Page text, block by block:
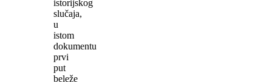
istorijskog
slučaja,
u
istom
dokumentu
prvi
put
beleže